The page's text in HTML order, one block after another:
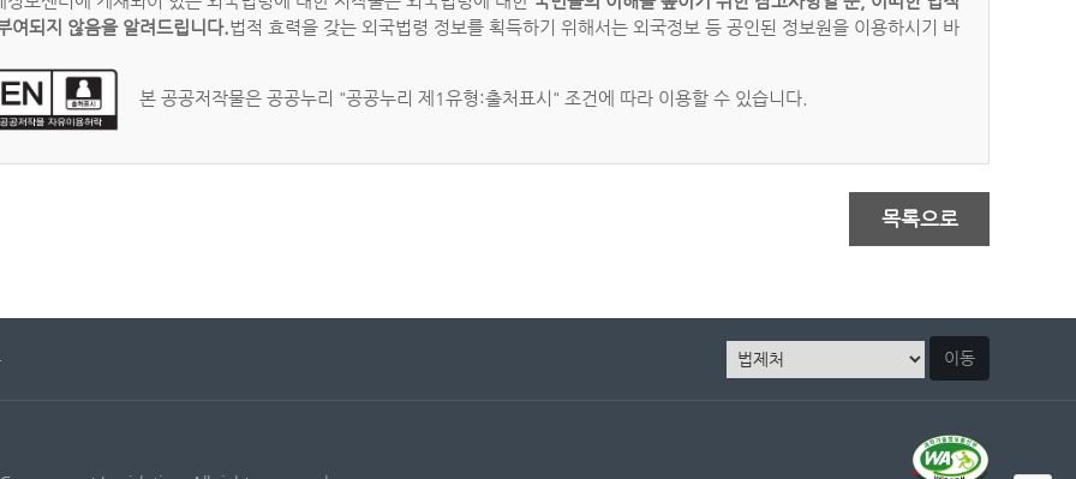
여되지 않음을 알려드립니다.법적 효력을 갖는 외국법령 정보를 획득하기 위해서는 외국정보 등 공인된 정보원을 이용하시기 바
본 공공저작물은 공공누리 "공공누리 제1유형:출처표시" 조건에 따라 이용할 수 있습니다.
목록으로
이동